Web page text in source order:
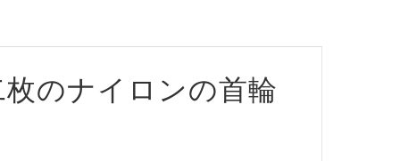
のナイロンの首輪